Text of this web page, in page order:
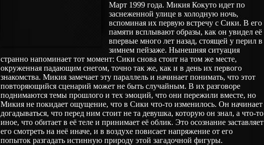
Март 1999 года. Микия Кокуто идет по
заснеженной улице в холодную ночь,
вспоминая их первую встречу с Сики. В его
памяти всплывают образы, как он увидел её
впервые много лет назад, стоящей у перил в
зимнем пейзаже. Нынешняя ситуация
странно напоминает тот момент: Сики снова стоит на том же месте,
окруженная падающим снегом, точно так же, как и в день их первого
знакомства. Микия замечает эту параллель и начинает понимать, что этот
повторяющийся сценарий может не быть случайным. В их разговоре
поднимаются темы прошлого и тех эмоций, что они пережили вместе, но
Микия не покидает ощущение, что в Сики что-то изменилось. Он начинает
догадываться, что перед ним стоит не та девушка, которую он знал, а что-то
иное, что обитает в её теле и принимает её облик. Это осознание заставляет
его смотреть на неё иначе, и в воздухе повисает напряжение от его
попыток разгадать истинную природу этой загадочной фигуры.